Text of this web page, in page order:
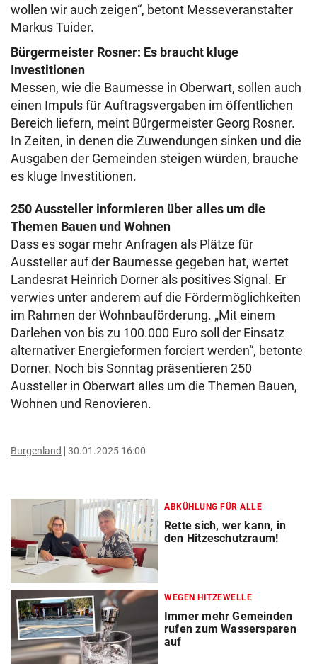
wollen wir auch zeigen“, betont Messeveranstalter
Markus Tuider.
Bürgermeister Rosner: Es braucht kluge
Investitionen
Messen, wie die Baumesse in Oberwart, sollen auch
einen Impuls für Auftragsvergaben im öffentlichen
Bereich liefern, meint Bürgermeister Georg Rosner.
In Zeiten, in denen die Zuwendungen sinken und die
Ausgaben der Gemeinden steigen würden, brauche
es kluge Investitionen.
250 Aussteller informieren über alles um die
Themen Bauen und Wohnen
Dass es sogar mehr Anfragen als Plätze für
Aussteller auf der Baumesse gegeben hat, wertet
Landesrat Heinrich Dorner als positives Signal. Er
verwies unter anderem auf die Fördermöglichkeiten
im Rahmen der Wohnbauförderung. „Mit einem
Darlehen von bis zu 100.000 Euro soll der Einsatz
alternativer Energieformen forciert werden“, betonte
Dorner. Noch bis Sonntag präsentieren 250
Aussteller in Oberwart alles um die Themen Bauen,
Wohnen und Renovieren.
Burgenland 30.01.2025 16:00
ABKÜHLUNG FÜR ALLE
Rette sich, wer kann, in
den Hitzeschutzraum!
WEGEN HITZEWELLE
Immer mehr Gemeinden
rufen zum Wassersparen
auf